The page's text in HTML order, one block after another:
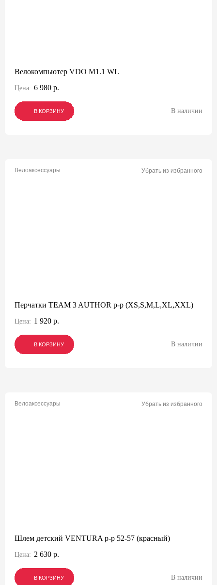
Велокомпьютер VDO M1.1 WL
Цена: 6 980 р.
В КОРЗИНУ
В КОРЗИНУ
В КОРЗИНУ В наличии
Велоаксессуары Убрать из избранного
Перчатки TEAM 3 AUTHOR p-p (XS,S,M,L,XL,XXL)
Цена: 1 920 р.
В КОРЗИНУ
В КОРЗИНУ
В КОРЗИНУ В наличии
Велоаксессуары Убрать из избранного
Шлем детский VENTURA р-р 52-57 (красный)
Цена: 2 630 р.
В КОРЗИНУ
В КОРЗИНУ
В КОРЗИНУ В наличии